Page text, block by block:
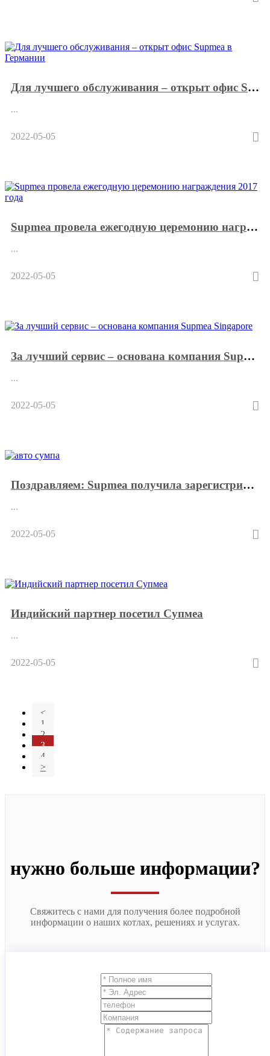
Для лучшего обслуживания – открыт офис Supmea в Германии
...
2022-05-05
Supmea провела ежегодную церемонию награждения 2017 года
...
2022-05-05
За лучший сервис – основана компания Supmea Singapore
...
2022-05-05
Поздравляем: Supmea получила зарегистрированную торговую марку как в Малайзии, так и в Индии.
...
2022-05-05
Индийский партнер посетил Супмеа
...
2022-05-05
<
1
2
3
4
>
нужно больше информации?
Свяжитесь с нами для получения более подробной
информации о наших котлах, решениях и услугах.